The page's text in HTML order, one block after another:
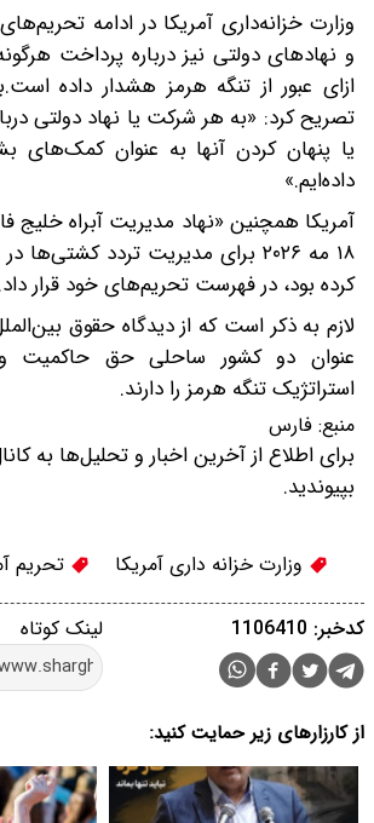
وزارت خزانه‌داری آمریکا در ادامه
و نهادهای دولتی نیز درباره پرداخت
ازای عبور از تنگه هرمز هشدار داده
تصریح کرد: «به هر شرکت یا نهاد دولتی
یا پنهان کردن آنها به عنوان کمک‌های
داده‌ایم.»
آمریکا همچنین «نهاد مدیریت آبراه خلیج
۱۸ مه ۲۰۲۶ برای مدیریت تردد
کرده بود، در فهرست تحریم‌های خود قرار داد.
لازم به ذکر است که از دیدگاه حقوق
عنوان دو کشور ساحلی حق حاکمیت و
استراتژیک تنگه هرمز را دارند.
منبع: فارس
برای اطلاع از آخرین اخبار و تحلیل‌ها به
بپیوندید.
وزارت خزانه داری آمریکا تحریم
لینک کوتاه کدخبر: 1106410
از کارزارهای زیر حمایت کنید: